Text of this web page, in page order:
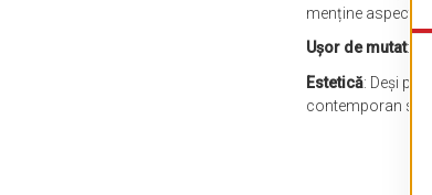
menține aspectul
Ușor de mutat:
Estetică: Deși
contemporan